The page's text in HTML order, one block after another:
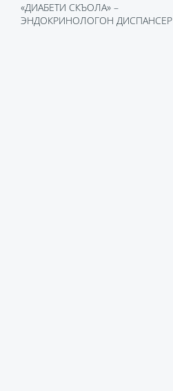
«ДИАБЕТИ СКЪОЛА» –
ЭНДОКРИНОЛОГОН ДИСПАНСЕР